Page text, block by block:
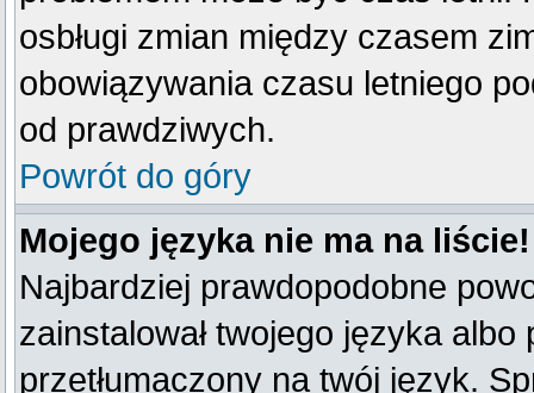
osbługi zmian między czasem
obowiązywania czasu letniego
od prawdziwych.
Powrót do góry
Mojego języka nie ma na liście!
Najbardziej prawdopodobne
zainstalował twojego języka
przetłumaczony na twój język.